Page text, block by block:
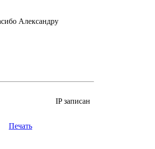
Александру
IP записан
Печать